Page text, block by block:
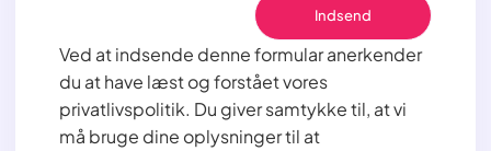
Ved at indsende denne formular anerkender
du at have læst og forstået vores
privatlivspolitik. Du giver samtykke til, at vi
må bruge dine oplysninger til at